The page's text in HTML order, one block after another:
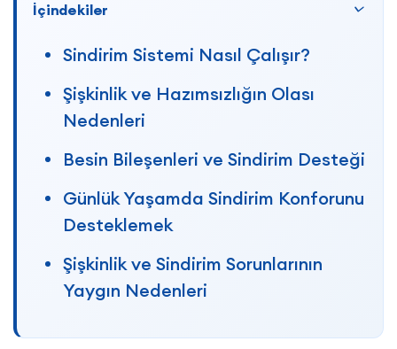
İçindekiler
Sindirim Sistemi Nasıl Çalışır?
Şişkinlik ve Hazımsızlığın Olası
Nedenleri
Besin Bileşenleri ve Sindirim Desteği
Günlük Yaşamda Sindirim Konforunu
Desteklemek
Şişkinlik ve Sindirim Sorunlarının
Yaygın Nedenleri